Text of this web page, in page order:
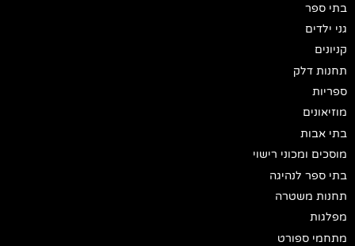
בתי ספר
גני ילדים
קניונים
תחנות דלק
ספריות
מוזיאונים
בתי אבות
מוסכים ומכוני רישוי
בתי ספר לנהיגה
תחנות משטרה
מפלגות
מתחמי ספורט